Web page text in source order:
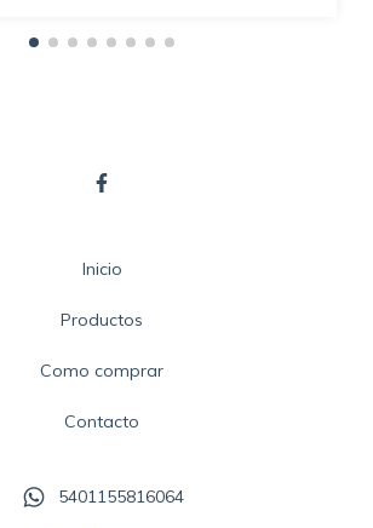
Inicio
Productos
Como comprar
Contacto
5401155816064